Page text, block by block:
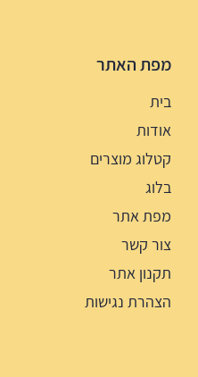
מפת האתר
בית
אודות
קטלוג מוצרים
בלוג
מפת אתר
צור קשר
תקנון אתר
הצהרת נגישות